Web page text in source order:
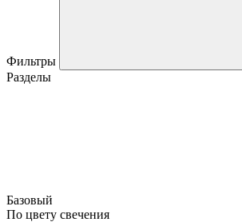
Фильтры
Разделы
Базовый
По цвету свечения